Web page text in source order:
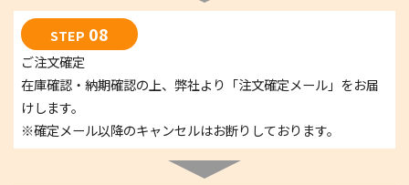
STEP 08
ご注文確定
在庫確認・納期確認の上、弊社より「注文確定メール」をお届
けします。
※確定メール以降のキャンセルはお断りしております。